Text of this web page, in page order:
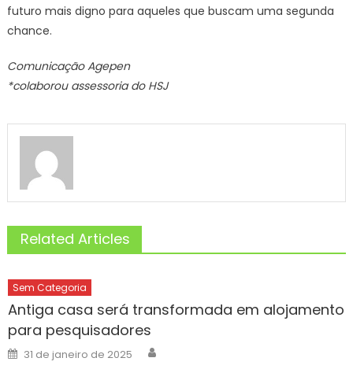
futuro mais digno para aqueles que buscam uma segunda
chance.
Comunicação Agepen
*colaborou assessoria do HSJ
Related Articles
Sem Categoria
Antiga casa será transformada em alojamento
para pesquisadores
Posted
on
31 de janeiro de 2025